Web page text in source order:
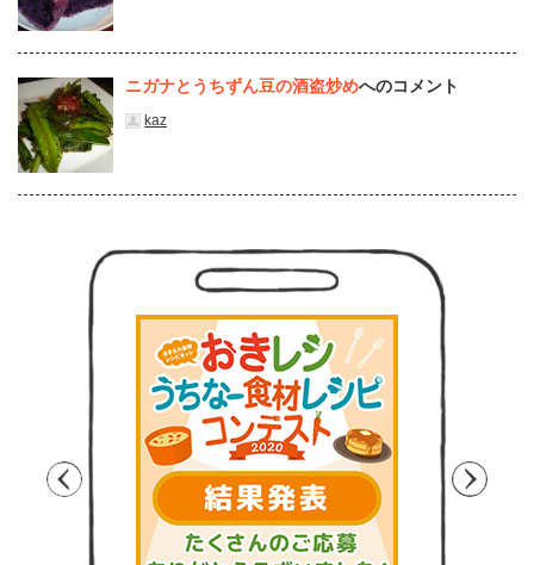
ニガナとうちずん豆の酒盗炒めへのコメント
kaz